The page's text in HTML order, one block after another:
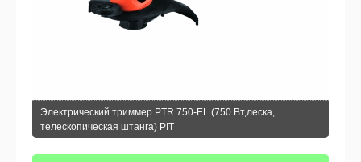
Электрический триммер PTR 750-EL (750 Вт,леска,
телескопическая штанга) PIT